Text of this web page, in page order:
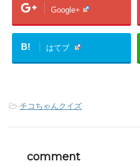
Google+
B! はてブ
-チコちゃんクイズ
comment